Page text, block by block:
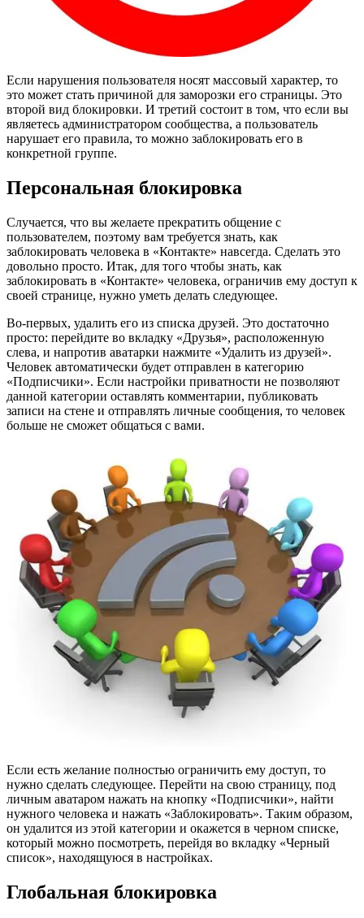
Если нарушения пользователя носят массовый характер, то
это может стать причиной для заморозки его страницы. Это
второй вид блокировки. И третий состоит в том, что если вы
являетесь администратором сообщества, а пользователь
нарушает его правила, то можно заблокировать его в
конкретной группе.
Персональная блокировка
Случается, что вы желаете прекратить общение с
пользователем, поэтому вам требуется знать, как
заблокировать человека в «Контакте» навсегда. Сделать это
довольно просто. Итак, для того чтобы знать, как
заблокировать в «Контакте» человека, ограничив ему доступ к
своей странице, нужно уметь делать следующее.
Во-первых, удалить его из списка друзей. Это достаточно
просто: перейдите во вкладку «Друзья», расположенную
слева, и напротив аватарки нажмите «Удалить из друзей».
Человек автоматически будет отправлен в категорию
«Подписчики». Если настройки приватности не позволяют
данной категории оставлять комментарии, публиковать
записи на стене и отправлять личные сообщения, то человек
больше не сможет общаться с вами.
Если есть желание полностью ограничить ему доступ, то
нужно сделать следующее. Перейти на свою страницу, под
личным аватаром нажать на кнопку «Подписчики», найти
нужного человека и нажать «Заблокировать». Таким образом,
он удалится из этой категории и окажется в черном списке,
который можно посмотреть, перейдя во вкладку «Черный
список», находящуюся в настройках.
Глобальная блокировка